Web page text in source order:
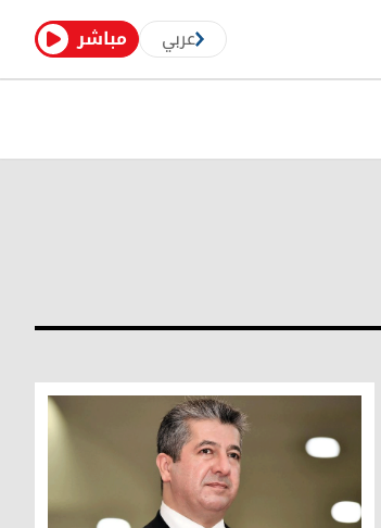
مباشر عربي